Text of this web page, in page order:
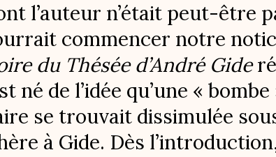
l’auteur n’était peut-être
commencer notre
du Thésée d’André Gide
de l’idée qu’une « bombe
se trouvait dissimulée
à Gide. Dès